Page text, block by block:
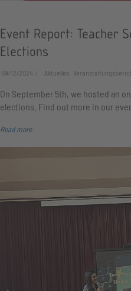
Event Report: Teacher
Elections
09/12/2024 Aktuelles,
On September 5th, we hosted an
elections. Find out more in our
Read more